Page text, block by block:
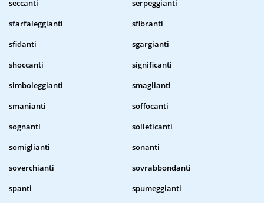
seccanti
serpeggianti
sfarfaleggianti
sfibranti
sfidanti
sgargianti
shoccanti
significanti
simboleggianti
smaglianti
smanianti
soffocanti
sognanti
solleticanti
somiglianti
sonanti
soverchianti
sovrabbondanti
spanti
spumeggianti